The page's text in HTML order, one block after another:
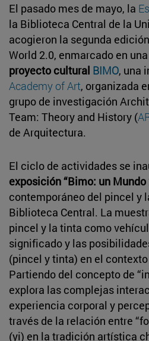
El pasado mes de mayo, la
la Biblioteca Central de la
acogieron la segunda
World 2.0, enmarcado en
proyecto cultural BIMO, una
Academy of Art, organizada
grupo de investigación
Team: Theory and History (
de Arquitectura.
El ciclo de actividades se
exposición “Bimo: un Mundo
contemporáneo del pincel y
Biblioteca Central. La
pincel y la tinta como
significado y las
(pincel y tinta) en el
Partiendo del concepto de
explora las complejas
experiencia corporal y
través de la relación entre
(yi) en la tradición artística